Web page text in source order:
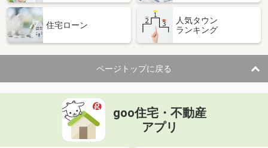
住宅ローン
人気タウン
ランキング
ページトップに戻る
goo住宅・不動産
アプリ